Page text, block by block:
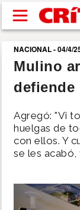
Pasar al
SUCESOS
NACIONAL
POLÍTICA
SHOW
NACIONAL - 04/4/
Mulino
defiende
Agregó: "Vi
huelgas de
con ellos. Y
se les acabó,